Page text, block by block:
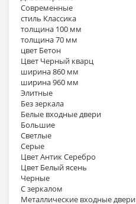
Современные
стиль Классика
толщина 100 мм
толщина 70 мм
цвет Бетон
Цвет Черный кварц
ширина 860 мм
ширина 960 мм
Элитные
Без зеркала
Белые входные двери
Большие
Светлые
Серые
Цвет Антик Серебро
Цвет Белый ясень
Черные
С зеркалом
Металлические входные двери